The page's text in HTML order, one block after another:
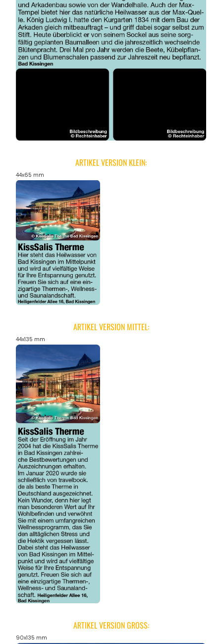
REGIONEN
ORTE
REISEFÜHRER
REISEMAGAZINE
ANGEBOTE
ARTIKEL VERSION KLEIN:
44x65 mm
ARTIKEL VERSION MITTEL:
44x135 mm
ARTIKEL VERSION GROSS:
90x135 mm